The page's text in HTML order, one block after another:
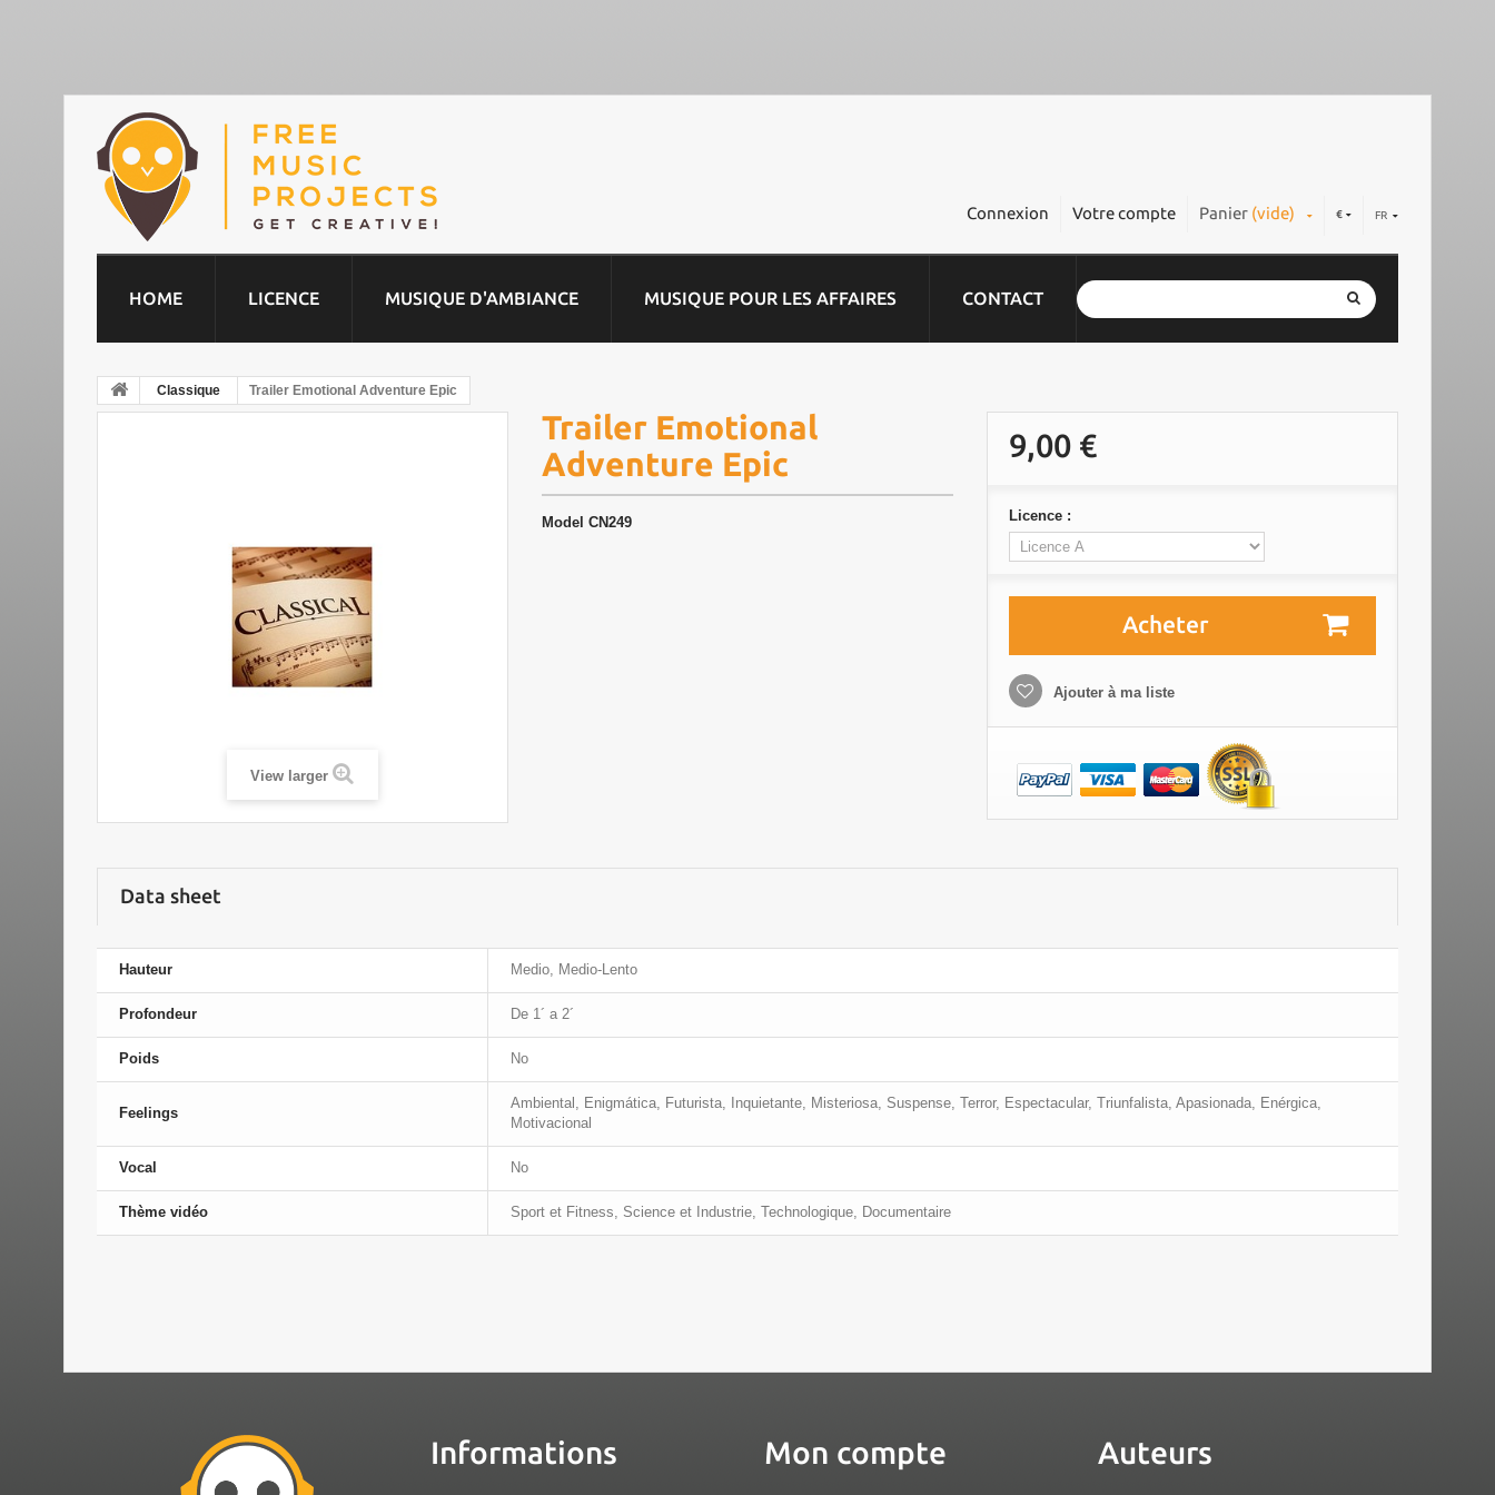
FR
€
Panier (vide)
Votre compte
Connexion
HOME LICENCE MUSIQUE D'AMBIANCE MUSIQUE POUR LES AFFAIRES CONTACT
Classique Trailer Emotional Adventure Epic
View larger
Trailer Emotional
Adventure Epic
Model CN249
9,00 €
Licence :
Acheter
Ajouter à ma liste
Data sheet
Hauteur Medio, Medio-Lento
Profondeur De 1´ a 2´
Poids No
Feelings
Ambiental, Enigmática, Futurista, Inquietante, Misteriosa, Suspense, Terror, Espectacular, Triunfalista, Apasionada, Enérgica,
Motivacional
Vocal No
Thème vidéo Sport et Fitness, Science et Industrie, Technologique, Documentaire
Informations Mon compte Auteurs